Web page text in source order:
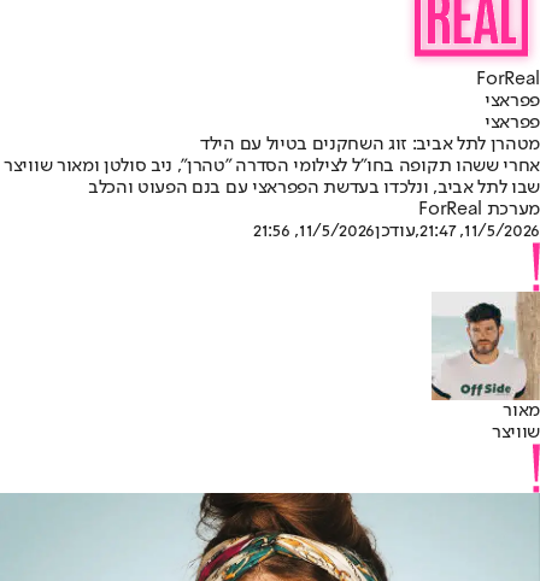
ForReal
פפראצי
פפראצי
מטהרן לתל אביב: זוג השחקנים בטיול עם הילד
אחרי ששהו תקופה בחו"ל לצילומי הסדרה "טהרן", ניב סולטן ומאור שוויצר
שבו לתל אביב, ונלכדו בעדשת הפפראצי עם בנם הפעוט והכלב
מערכת ForReal
11/5/2026, 21:47
,עודכן11/5/2026, 21:56
מאור
שוויצר